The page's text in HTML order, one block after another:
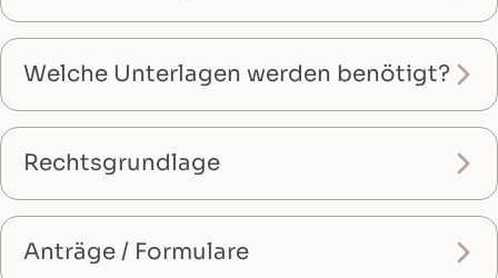
Welche Unterlagen werden benötigt?
Rechtsgrundlage
Anträge / Formulare